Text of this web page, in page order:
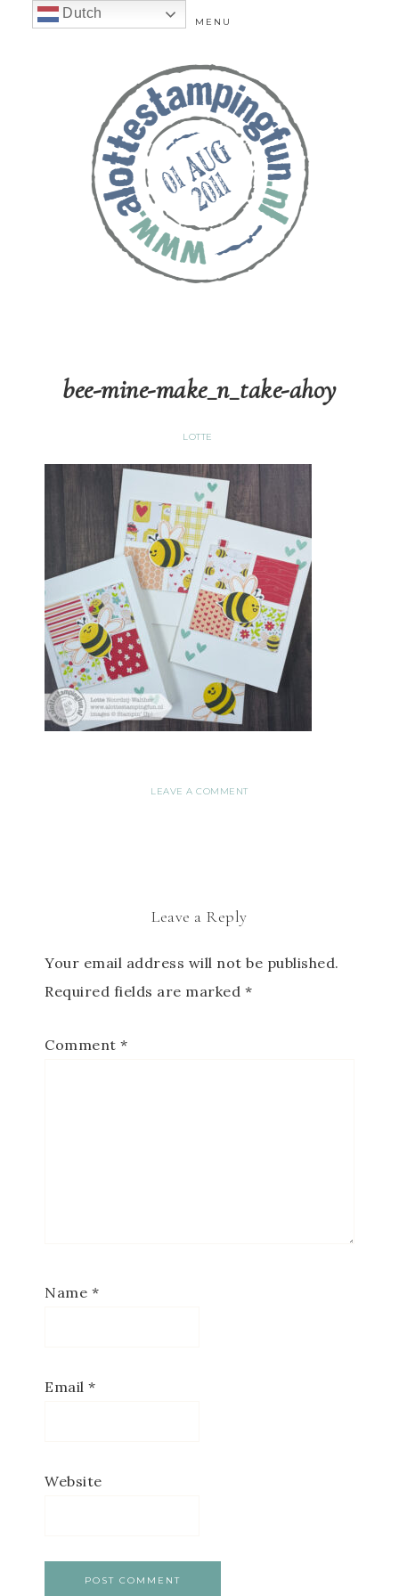
MENU
bee-mine-make_n_take-ahoy
LOTTE
LEAVE A COMMENT
Leave a Reply
Your email address will not be published.
Required fields are marked *
Comment *
Name *
Email *
Website
Dutch